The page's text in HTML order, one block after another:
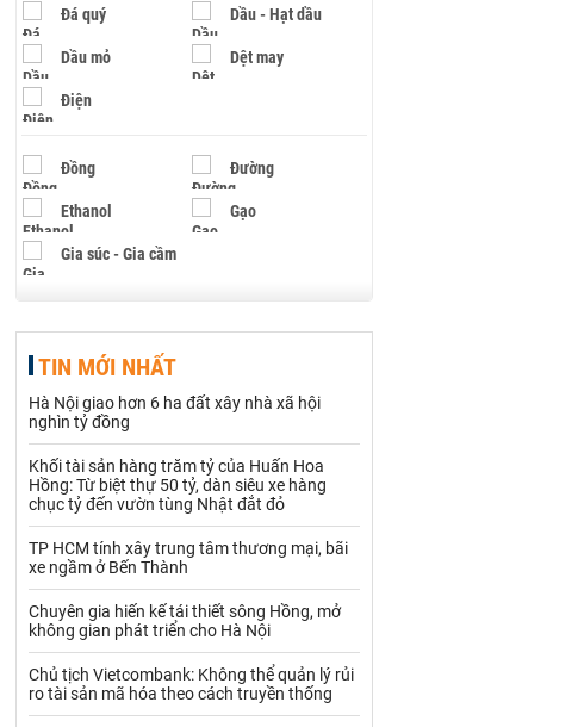
Đá quý Dầu - Hạt dầu
Dầu mỏ Dệt may
Điện
Đồng Đường
Ethanol Gạo
Gia súc - Gia cầm
Hạt điều
Khí đốt
Kim loại khác Mắc ca
Muối
Nhựa - Hạt nhựa
Palladium Phân bón
Rau - Củ -Quả Sắt thép
Sữa
TIN MỚI NHẤT
Hà Nội giao hơn 6 ha đất xây nhà xã hội
nghìn tỷ đồng
Khối tài sản hàng trăm tỷ của Huấn Hoa
Hồng: Từ biệt thự 50 tỷ, dàn siêu xe hàng
chục tỷ đến vườn tùng Nhật đắt đỏ
TP HCM tính xây trung tâm thương mại, bãi
xe ngầm ở Bến Thành
Chuyên gia hiến kế tái thiết sông Hồng, mở
không gian phát triển cho Hà Nội
Chủ tịch Vietcombank: Không thể quản lý rủi
ro tài sản mã hóa theo cách truyền thống